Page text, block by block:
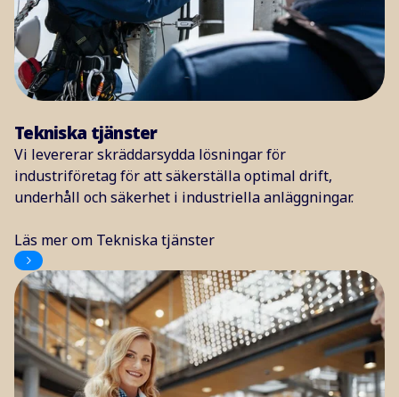
Tekniska tjänster
Vi levererar skräddarsydda lösningar för
industriföretag för att säkerställa optimal drift,
underhåll och säkerhet i industriella anläggningar.
Läs mer om Tekniska tjänster